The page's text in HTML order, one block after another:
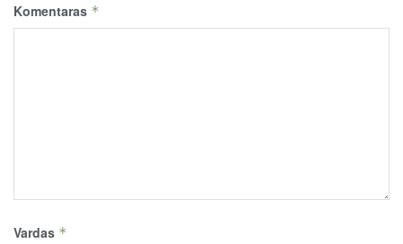
Komentaras *
Vardas *